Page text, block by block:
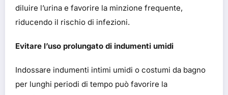
diluire l’urina e favorire la minzione frequente,
riducendo il rischio di infezioni.
Evitare l’uso prolungato di indumenti umidi
Indossare indumenti intimi umidi o costumi da bagno
per lunghi periodi di tempo può favorire la